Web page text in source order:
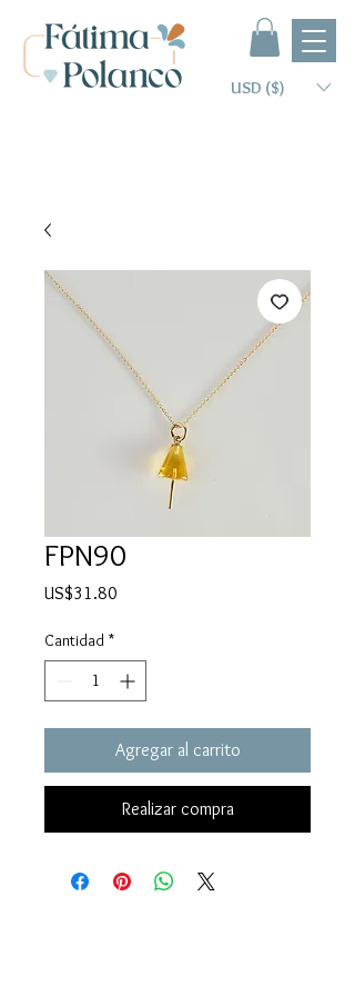
USD ($)
FPN90
US$31.80
Cantidad *
Agregar al carrito
Realizar compra